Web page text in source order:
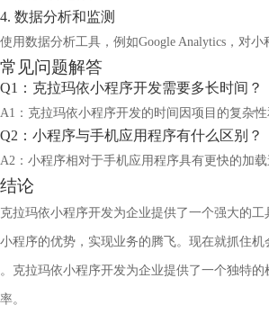
4. 数据分析和监测
使用数据分析工具，例如Google Analytics，对
常见问题解答
Q1：克拉玛依小程序开发需要多长时间？
A1：克拉玛依小程序开发的时间因项目的复杂
Q2：小程序与手机应用程序有什么区别？
A2：小程序相对于手机应用程序具有更快的加
结论
克拉玛依小程序开发为企业提供了一个强大的
小程序的优势，实现业务的腾飞。现在就抓住
。克拉玛依小程序开发为企业提供了一个独特
率。